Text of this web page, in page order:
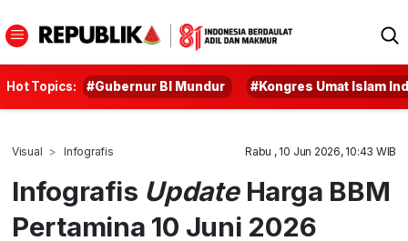
Hot Topics: #Gubernur BI Mundur #Kongres Umat Islam
Visual Infografis Rabu , 10 Jun 2026, 10:43 WIB
Infografis UpdateHarga BBM
Pertamina 10 Juni 2026